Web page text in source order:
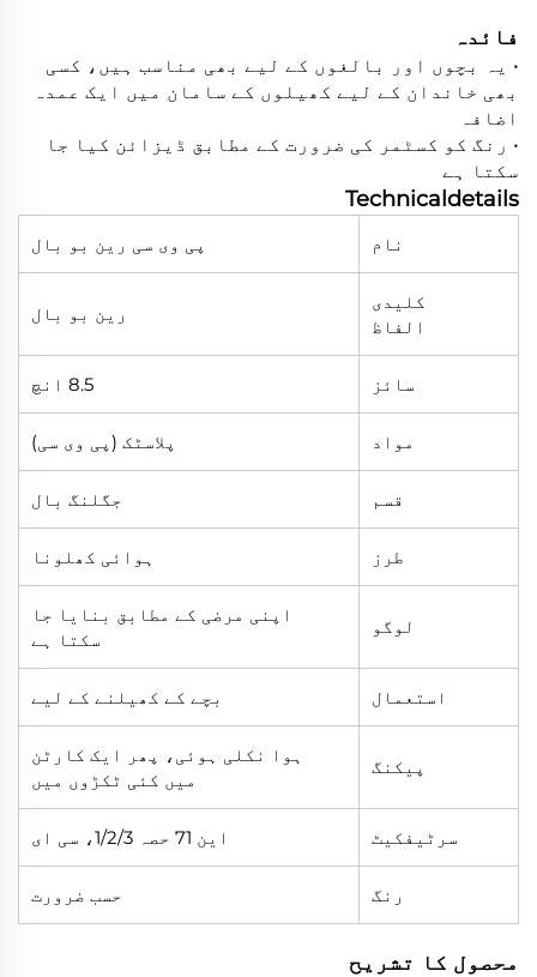
فائدہ
• یہ بچوں اور بالغوں کے لیے بھی مناسب ہیں، کسی
بھی خاندان کے لیے کھیلوں کے سامان میں ایک عمدہ
اضافہ
• رنگ کو کسٹمر کی ضرورت کے مطابق ڈیزائن کیا جا
سکتا ہے
Technicaldetails
نام پی وی سی رین بو بال
کلیدی
الفاظ
رین بو بال
سائز 8.5 انچ
مواد پلاسٹک (پی وی سی)
قسم جگلنگ بال
طرز ہوائی کھلونا
لوگو
اپنی مرضی کے مطابق بنایا جا
سکتا ہے
استعمال بچے کے کھیلنے کے لیے
پیکنگ
ہوا نکلی ہوئی، پھر ایک کارٹن
میں کئی ٹکڑوں میں
سرٹیفکیٹ این 71 حصہ 1/2/3، سی ای
رنگ حسب ضرورت
محصول کا تشریح